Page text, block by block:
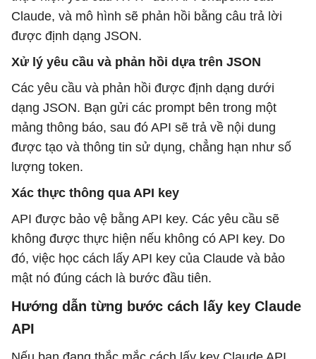
Claude, và mô hình sẽ phản hồi bằng câu trả lời
được định dạng JSON.
Xử lý yêu cầu và phản hồi dựa trên JSON
Các yêu cầu và phản hồi được định dạng dưới
dạng JSON. Bạn gửi các prompt bên trong một
mảng thông báo, sau đó API sẽ trả về nội dung
được tạo và thông tin sử dụng, chẳng hạn như số
lượng token.
Xác thực thông qua API key
API được bảo vệ bằng API key. Các yêu cầu sẽ
không được thực hiện nếu không có API key. Do
đó, việc học cách lấy API key của Claude và bảo
mật nó đúng cách là bước đầu tiên.
Hướng dẫn từng bước cách lấy key Claude
API